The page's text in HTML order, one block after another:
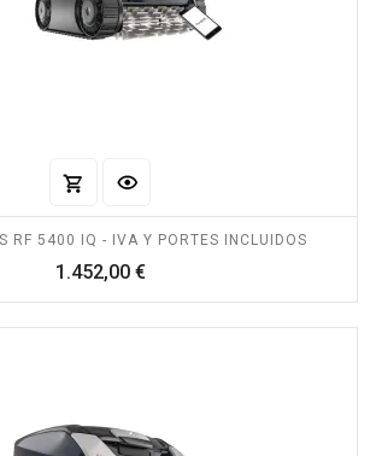
RF 5400 IQ - IVA Y PORTES INCLUIDOS
1.452,00 €Precio